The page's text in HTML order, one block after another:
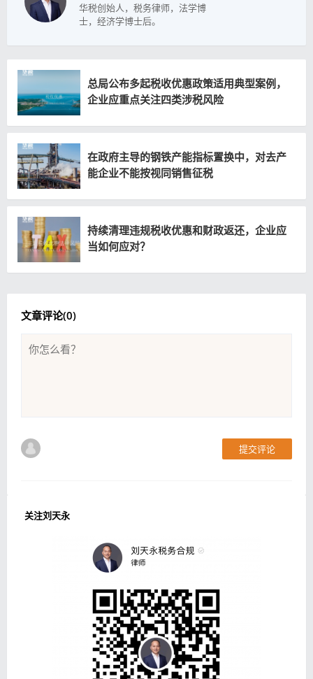
华税创始人，税务律师，法学博
士，经济学博士后。
总局公布多起税收优惠政策适用典型案例，
企业应重点关注四类涉税风险
在政府主导的钢铁产能指标置换中，对去产
能企业不能按视同销售征税
持续清理违规税收优惠和财政返还，企业应
当如何应对？
文章评论(0)
提交评论
关注刘天永